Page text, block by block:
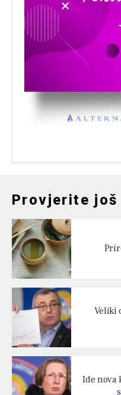
Provjerite još
Veliki
Ide nova